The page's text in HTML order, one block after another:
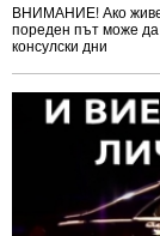
ВНИМАНИЕ! Ако
пореден път може
консулски дни